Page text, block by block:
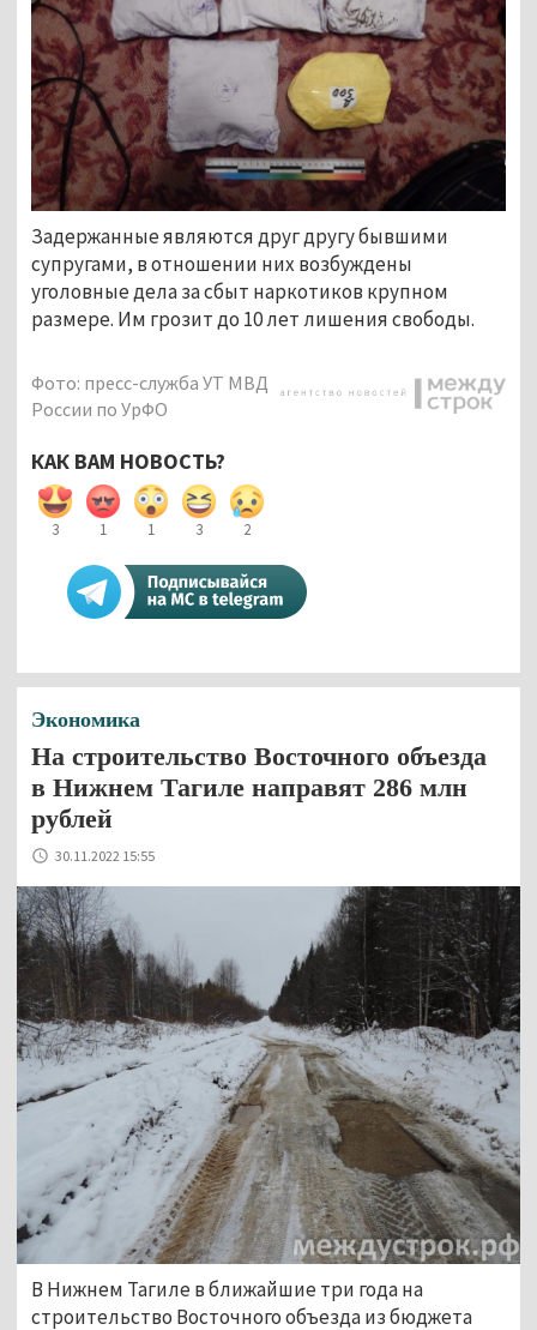
Задержанные являются друг другу бывшими
супругами, в отношении них возбуждены
уголовные дела за сбыт наркотиков крупном
размере. Им грозит до 10 лет лишения свободы.
Фото: пресс-служба УТ МВД
России по УрФО
КАК ВАМ НОВОСТЬ?
3 1 1 3 2
Экономика
На строительство Восточного объезда
в Нижнем Тагиле направят 286 млн
рублей
30.11.2022 15:55
В Нижнем Тагиле в ближайшие три года на
строительство Восточного объезда из бюджета